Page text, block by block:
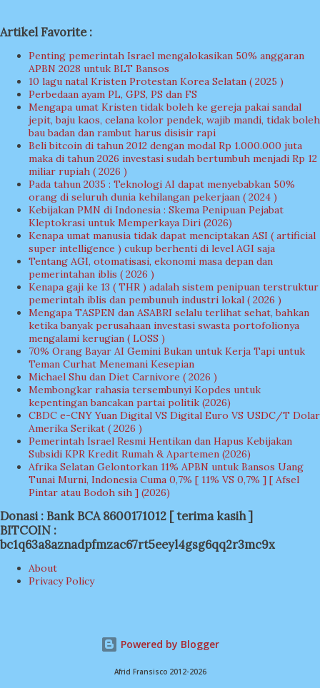
Artikel Favorite :
Penting pemerintah Israel mengalokasikan 50% anggaran
APBN 2028 untuk BLT Bansos
10 lagu natal Kristen Protestan Korea Selatan ( 2025 )
Perbedaan ayam PL, GPS, PS dan FS
Mengapa umat Kristen tidak boleh ke gereja pakai sandal
jepit, baju kaos, celana kolor pendek, wajib mandi, tidak boleh
bau badan dan rambut harus disisir rapi
Beli bitcoin di tahun 2012 dengan modal Rp 1.000.000 juta
maka di tahun 2026 investasi sudah bertumbuh menjadi Rp 12
miliar rupiah ( 2026 )
Pada tahun 2035 : Teknologi AI dapat menyebabkan 50%
orang di seluruh dunia kehilangan pekerjaan ( 2024 )
Kebijakan PMN di Indonesia : Skema Penipuan Pejabat
Kleptokrasi untuk Memperkaya Diri (2026)
Kenapa umat manusia tidak dapat menciptakan ASI ( artificial
super intelligence ) cukup berhenti di level AGI saja
Tentang AGI, otomatisasi, ekonomi masa depan dan
pemerintahan iblis ( 2026 )
Kenapa gaji ke 13 ( THR ) adalah sistem penipuan terstruktur
pemerintah iblis dan pembunuh industri lokal ( 2026 )
Mengapa TASPEN dan ASABRI selalu terlihat sehat, bahkan
ketika banyak perusahaan investasi swasta portofolionya
mengalami kerugian ( LOSS )
70% Orang Bayar AI Gemini Bukan untuk Kerja Tapi untuk
Teman Curhat Menemani Kesepian
Michael Shu dan Diet Carnivore ( 2026 )
Membongkar rahasia tersembunyi Kopdes untuk
kepentingan bancakan partai politik (2026)
CBDC e-CNY Yuan Digital VS Digital Euro VS USDC/T Dolar
Amerika Serikat ( 2026 )
Pemerintah Israel Resmi Hentikan dan Hapus Kebijakan
Subsidi KPR Kredit Rumah & Apartemen (2026)
Afrika Selatan Gelontorkan 11% APBN untuk Bansos Uang
Tunai Murni, Indonesia Cuma 0,7% [ 11% VS 0,7% ] [ Afsel
Pintar atau Bodoh sih ] (2026)
Donasi : Bank BCA 8600171012 [ terima kasih ]
BITCOIN :
bc1q63a8aznadpfmzac67rt5eeyl4gsg6qq2r3mc9x
About
Privacy Policy
Powered by Blogger
Afrid Fransisco 2012-2026